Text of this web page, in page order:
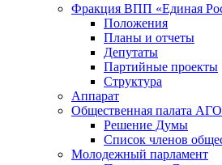
Фракция ВПП «Единая
Положения
Планы и отчеты
Депутаты
Партийные проекты
Структура
Аппарат
Общественная палата АГО
Решение Думы
Список членов
Молодежный парламент